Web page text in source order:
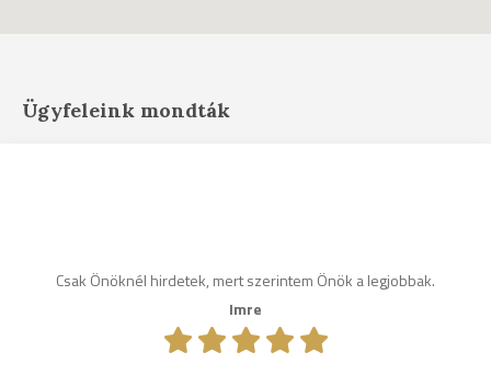
Ügyfeleink mondták
Csak Önöknél hirdetek, mert szerintem Önök a legjobbak.
Imre